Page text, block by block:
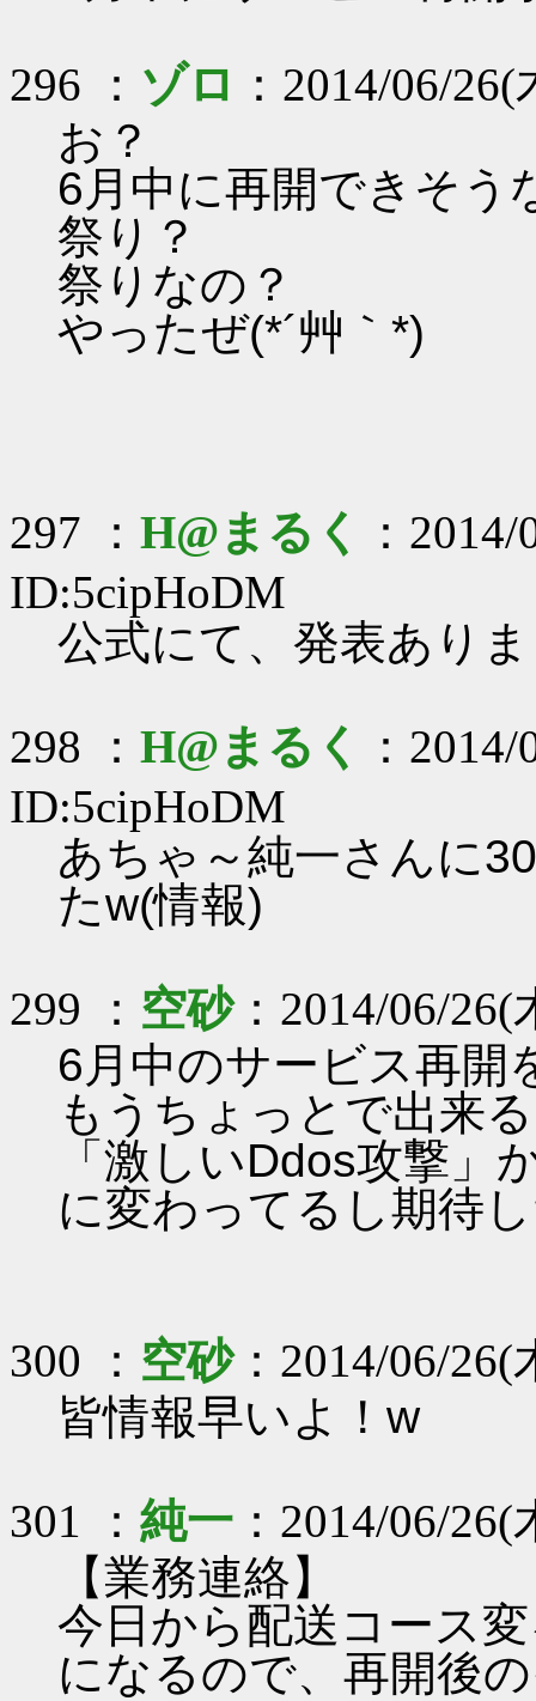
296 ： ゾロ ：2014/06/
お？
6月中に再開できそう
祭り？
祭りなの？
やったぜ(*´艸｀*)
297 ： H@まるく
：
ID:5cipHoDM
公式にて、発表あり
298 ： H@まるく
：
ID:5cipHoDM
あちゃ～純一さんに
たw(情報)
299 ： 空砂：2014/06/26(
6月中のサービス再開
もうちょっとで出来
「激しいDdos攻撃」
に変わってるし期待
300 ： 空砂：2014/06/26(
皆情報早いよ！w
301 ： 純一 ：2014/06/
【業務連絡】
今日から配送コース
になるので、再開後